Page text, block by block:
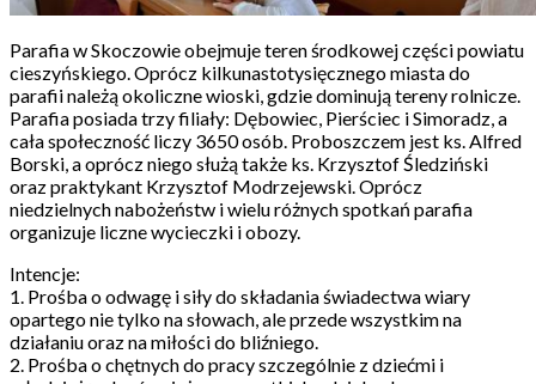
Parafia w Skoczowie obejmuje teren środkowej części powiatu
cieszyńskiego. Oprócz kilkunastotysięcznego miasta do
parafii należą okoliczne wioski, gdzie dominują tereny rolnicze.
Parafia posiada trzy filiały: Dębowiec, Pierściec i Simoradz, a
cała społeczność liczy 3650 osób. Proboszczem jest ks. Alfred
Borski, a oprócz niego służą także ks. Krzysztof Śledziński
oraz praktykant Krzysztof Modrzejewski. Oprócz
niedzielnych nabożeństw i wielu różnych spotkań parafia
organizuje liczne wycieczki i obozy.
Intencje:
1. Prośba o odwagę i siły do składania świadectwa wiary
opartego nie tylko na słowach, ale przede wszystkim na
działaniu oraz na miłości do bliźniego.
2. Prośba o chętnych do pracy szczególnie z dziećmi i